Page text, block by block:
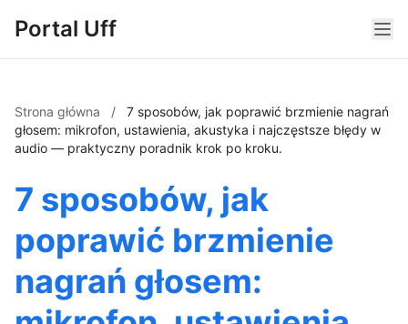
Portal Uff
Strona główna /
7 sposobów, jak poprawić brzmienie nagrań
głosem: mikrofon, ustawienia, akustyka i najczęstsze błędy w
audio — praktyczny poradnik krok po kroku.
7 sposobów, jak
poprawić brzmienie
nagrań głosem: